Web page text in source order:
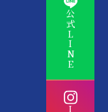
公式LINE